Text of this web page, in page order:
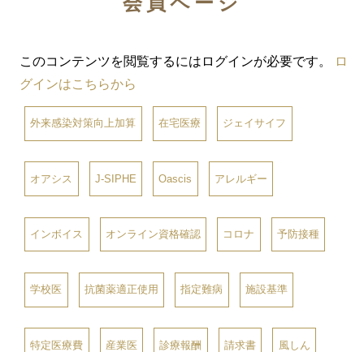
このコンテンツを閲覧するにはログインが必要です。
ロ
グインはこちらから
外来感染対策向上加算 在宅医療 ジェイサイフ
オアシス J-SIPHE Oascis アレルギー
インボイス オンライン資格確認 コロナ 予防接種
学校医 抗菌薬適正使用 指定難病 施設基準
特定医療費 産業医 診療報酬 請求書 風しん